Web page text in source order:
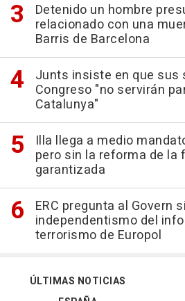
Detenido un hombre
relacionado con una
Barris de Barcelona
Junts insiste en que sus
Congreso "no servirán
Catalunya"
Illa llega a medio
pero sin la reforma de la
garantizada
ERC pregunta al Govern
independentismo del
terrorismo de Europol
ÚLTIMAS NOTICIAS